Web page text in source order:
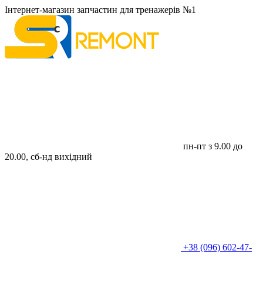
Інтернет-магазин запчастин для тренажерів №1
пн-пт з 9.00 до
20.00, сб-нд вихідний
+38 (096) 602-47-